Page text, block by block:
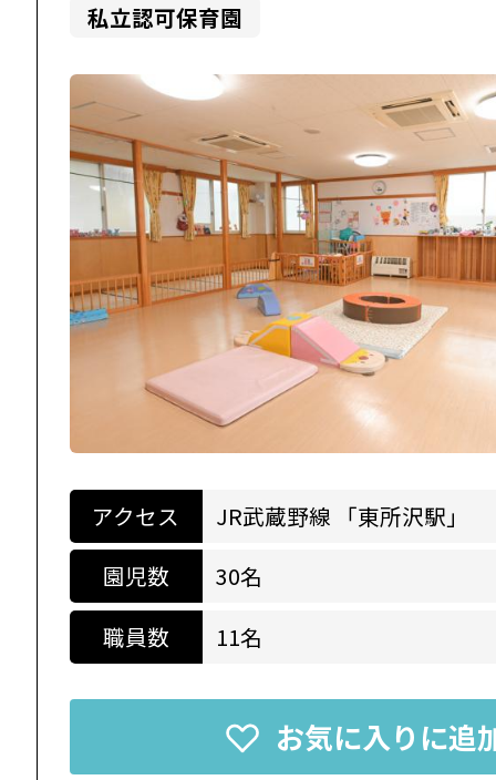
私立認可保育園
アクセス
JR武蔵野線 「東所沢駅」
園児数
30名
職員数
11名
お気に入りに追